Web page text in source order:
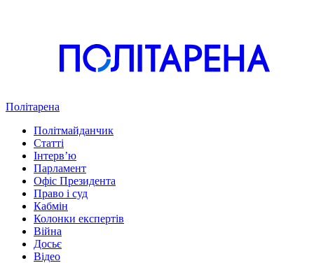
Політарена
Політмайданчик
Статті
Інтервʼю
Парламент
Офіс Президента
Право і суд
Кабмін
Колонки експертів
Війна
Досьє
Відео